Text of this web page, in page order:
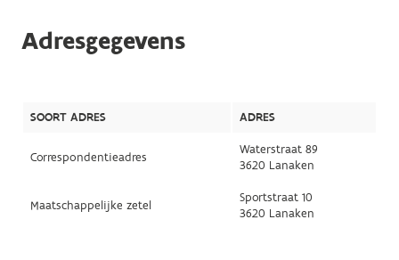
Adresgegevens
SOORT ADRES ADRES
Correspondentieadres
Waterstraat 89
3620 Lanaken
Maatschappelijke zetel
Sportstraat 10
3620 Lanaken